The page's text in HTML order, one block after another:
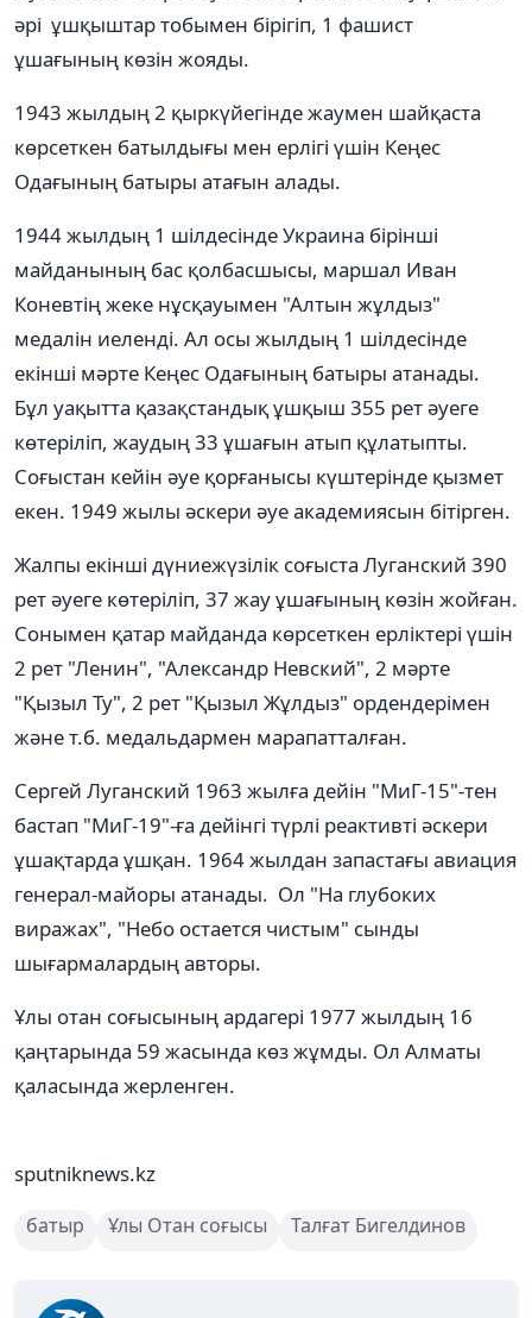
әрі ұшқыштар тобымен бірігіп, 1 фашист
ұшағының көзін жояды.
1943 жылдың 2 қыркүйегінде жаумен шайқаста
көрсеткен батылдығы мен ерлігі үшін Кеңес
Одағының батыры атағын алады.
1944 жылдың 1 шілдесінде Украина бірінші
майданының бас қолбасшысы, маршал Иван
Коневтің жеке нұсқауымен "Алтын жұлдыз"
медалін иеленді. Ал осы жылдың 1 шілдесінде
екінші мәрте Кеңес Одағының батыры атанады.
Бұл уақытта қазақстандық ұшқыш 355 рет әуеге
көтеріліп, жаудың 33 ұшағын атып құлатыпты.
Соғыстан кейін әуе қорғанысы күштерінде қызмет
екен. 1949 жылы әскери әуе академиясын бітірген.
Жалпы екінші дүниежүзілік соғыста Луганский 390
рет әуеге көтеріліп, 37 жау ұшағының көзін жойған.
Сонымен қатар майданда көрсеткен ерліктері үшін
2 рет "Ленин", "Александр Невский", 2 мәрте
"Қызыл Ту", 2 рет "Қызыл Жұлдыз" ордендерімен
және т.б. медальдармен марапатталған.
Сергей Луганский 1963 жылға дейін "МиГ-15"-тен
бастап "МиГ-19"-ға дейінгі түрлі реактивті әскери
ұшақтарда ұшқан. 1964 жылдан запастағы авиация
генерал-майоры атанады. Ол "Hа глубоких
виражах", "Hебо остается чистым" сынды
шығармалардың авторы.
Ұлы отан соғысының ардагері 1977 жылдың 16
қаңтарында 59 жасында көз жұмды. Ол Алматы
қаласында жерленген.
sputniknews.kz
батыр Ұлы Отан соғысы Талғат Бигелдинов